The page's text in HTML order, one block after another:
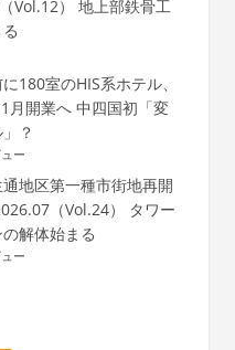
Vol.12） 地上部鉄骨工
180室のHIS系ホテル、
月開業へ 中四国初「変
？
ー
地区第一種市街地再開
（Vol.24） タワー
解体始まる
ー